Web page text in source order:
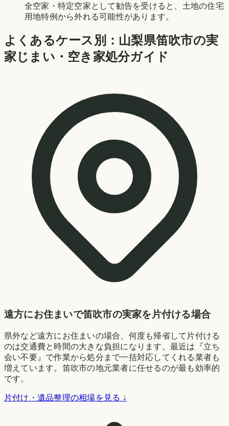
全空家・特定空家として勧告を受けると、土地の住宅
用地特例から外れる可能性があります。
よくあるケース別： 山梨県笛吹市の実
家じまい・空き家処分ガイド
遠方にお住まいで笛吹市の実家を片付ける場合
県外など遠方にお住まいの場合、何度も帰省して片付ける
のは交通費と時間の大きな負担になります。最近は『立ち
会い不要』で作業から処分まで一括対応してくれる業者も
増えています。笛吹市の地元業者に任せるのが最も効率的
です。
片付け・遺品整理の相場を見る ↓